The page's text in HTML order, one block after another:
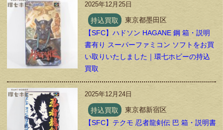
2025年12月25日
持込買取
東京都墨田区
【SFC】ハドソン HAGANE 鋼 箱・説明
書有り スーパーファミコン ソフトをお買
い取りいたしました｜環七ホビーの持込
買取
2025年12月24日
持込買取
東京都新宿区
【SFC】テクモ 忍者龍剣伝 巴 箱・説明書